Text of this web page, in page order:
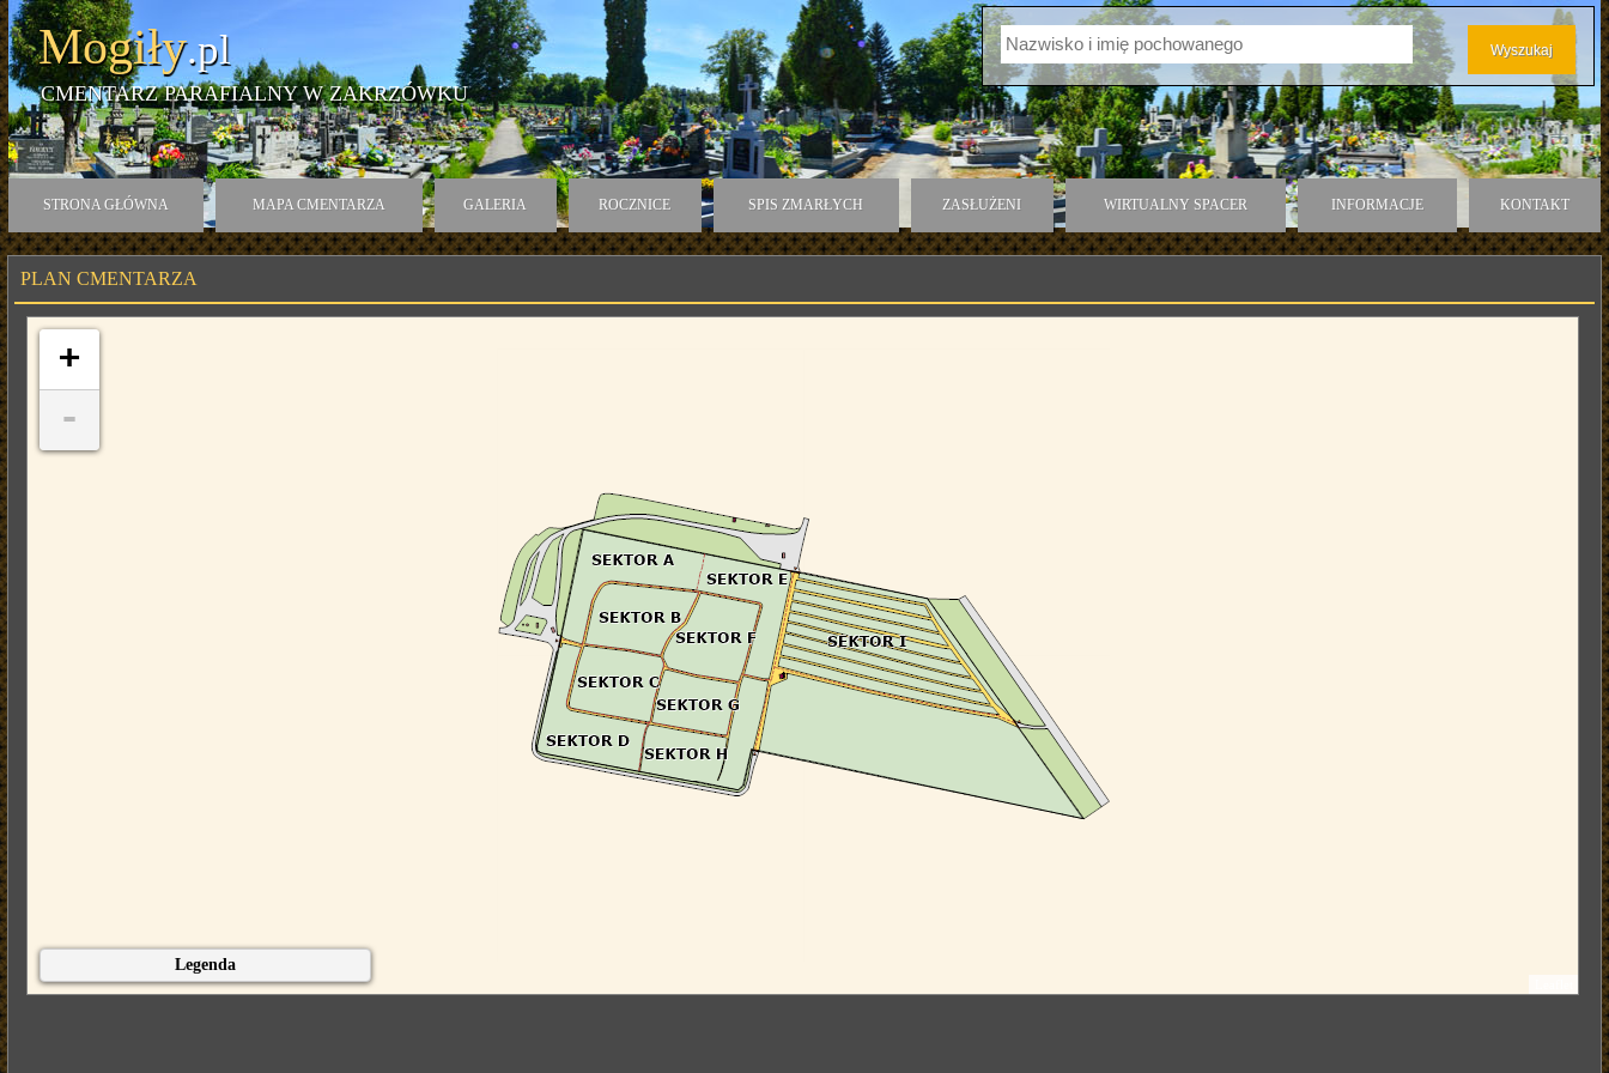
Mogiły.pl
CMENTARZ PARAFIALNY W ZAKRZÓWKU
STRONA GŁÓWNA MAPA CMENTARZA GALERIA ROCZNICE SPIS ZMARŁYCH ZASŁUŻENI WIRTUALNY SPACER INFORMACJE KONTAKT
PLAN CMENTARZA
Legenda
+
-